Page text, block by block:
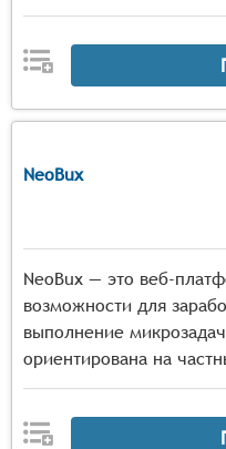
NeoBux
NeoBux — это веб-
возможности для
выполнение
ориентирована на